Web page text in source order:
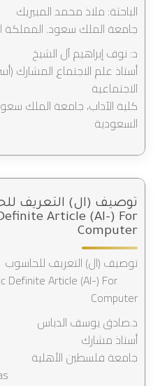
الباحثة: ملاذ محمد المبيريك
جامعة الملك سعود. المملكة
د: نوف إبراهيم آل الشيخ
أستاذ علم الاجتماع المشارك
الاجتماعية
كلية الآداب، جامعة الملك
السعودية
Article (Al-) For
Computer
توصيف (ال) التعريف للحاسوب
Definite Article (Al-) For
Computer
د.صادق يوسف الدباس
أستاذ مشارك
جامعة فلسطين الأهلية